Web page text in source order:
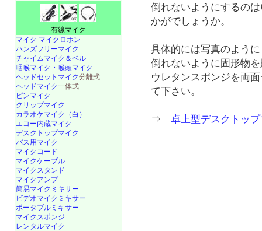
倒れないようにするの
かがでしょうか。
具体的には写真のよう
倒れないように固形物
ウレタンスポンジを両
て下さい。
⇒卓上型デスクトッ
有線マイク
マイク マイクロホン
ハンズフリーマイク
チャイムマイク＆ベル
咽喉マイク・喉頭マイク
ヘッドセットマイク分離式
ヘッドマイク一体式
ピンマイク
クリップマイク
カラオケマイク（白）
エコー内蔵マイク
デスクトップマイク
バス用マイク
マイクコード
マイクケーブル
マイクスタンド
マイクアンプ
簡易マイクミキサー
ビデオマイクミキサー
ポータブルミキサー
マイクスポンジ
レンタルマイク